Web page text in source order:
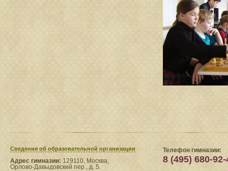
Сведения​ об образовательной организации
Адрес гимназии: 129110, Москва,
Орлово-Давыдовский пер., д. 5.
Телефон гимназии:
8 (495) 680-92-